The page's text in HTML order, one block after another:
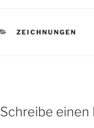
KATEGORIEN
ZEICHNUNGEN
Schreibe